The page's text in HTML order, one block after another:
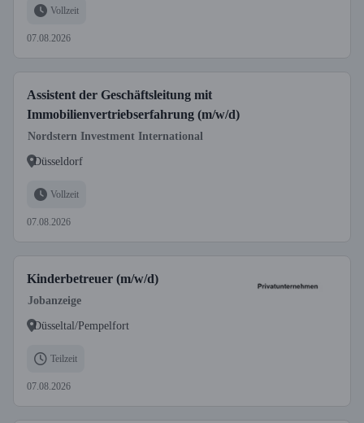
Vollzeit
07.08.2026
Assistent der Geschäftsleitung mit
Immobilienvertriebserfahrung (m/w/d)
Nordstern Investment International
Düsseldorf
Vollzeit
07.08.2026
Kinderbetreuer (m/w/d)
Jobanzeige
Düsseltal/Pempelfort
Teilzeit
07.08.2026